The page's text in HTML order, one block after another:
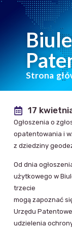
Strona
17
Ogłoszenia o
opatentowania i
z dziedziny
Od dnia
użytkowego w
trzecie
mogą zapoznać
Urzędu
udzielenia